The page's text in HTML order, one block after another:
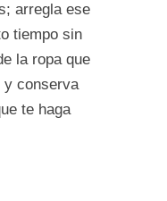
arregla ese
tiempo sin
la ropa que
y conserva
te haga